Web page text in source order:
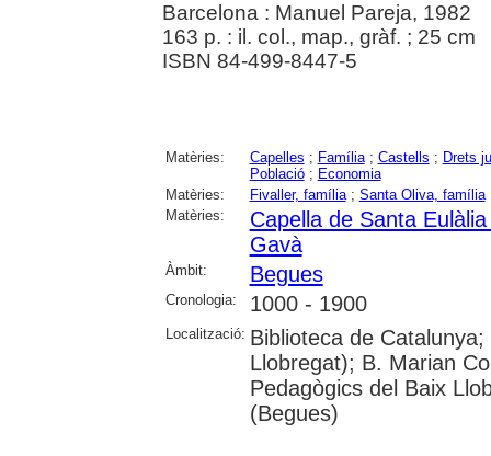
Barcelona : Manuel Pareja, 1982
163 p. : il. col., map., gràf. ; 25 cm
ISBN 84-499-8447-5
Matèries: Capelles ; Família; Castells ; Drets
Població; Economia
Matèries:
Fivaller, família; Santa Oliva, família
Matèries:
Capella de Santa
Gavà
Àmbit: Begues
Cronologia: 1000 - 1900
Localització: Biblioteca de
Llobregat); B. Marian
Pedagògics del Baix
(Begues)